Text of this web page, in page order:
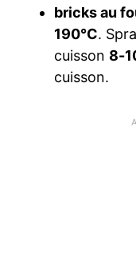
bricks au
190°C.
cuisson 8-
cuisson.